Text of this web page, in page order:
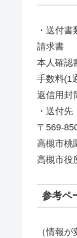
・送付書
請求書
本人確認
手数料(1
返信用封
・送付先
〒569-
高槻市桃
高槻市役
参考ペ
（情報